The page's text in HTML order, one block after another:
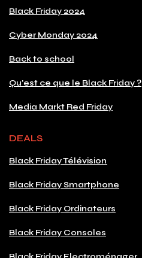
Black Friday 2024
Cyber Monday 2024
Back to school
Qu'est ce que le Black Friday ?
Media Markt Red Friday
DEALS
Black Friday Télévision
Black Friday Smartphone
Black Friday Ordinateurs
Black Friday Consoles